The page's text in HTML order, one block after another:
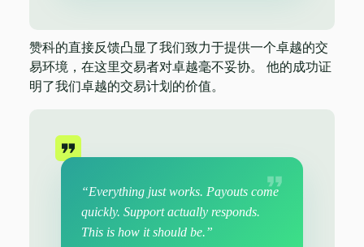
赞科的直接反馈凸显了我们致力于提供一个卓越的交
易环境，在这里交易者对卓越毫不妥协。 他的成功证
明了我们卓越的交易计划的价值。
“Everything just works. Payouts come
quickly. Support actually responds.
This is how it should be.”